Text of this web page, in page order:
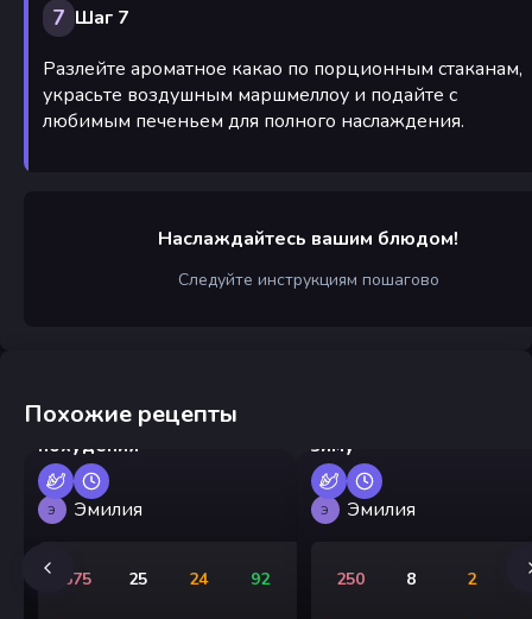
7 Шаг 7
Разлейте ароматное какао по порционным стаканам,
украсьте воздушным маршмеллоу и подайте с
любимым печеньем для полного наслаждения.
Наслаждайтесь вашим блюдом!
Следуйте инструкциям пошагово
Похожие рецепты
Детокс-смузи для
похудения
Э Эмилия
675 25 24 92
зиму
Э Эмилия
250 8 2